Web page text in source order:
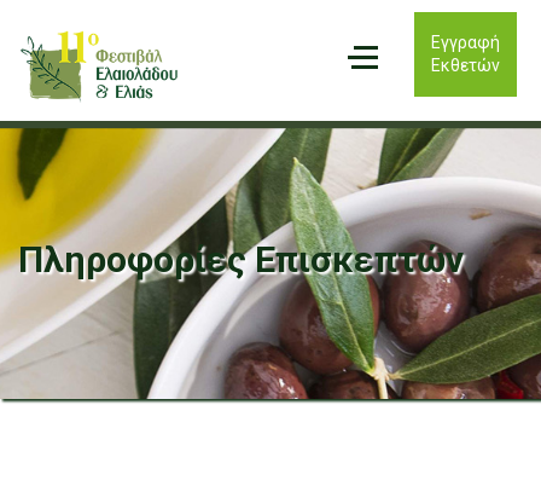
Εγγραφή
Εκθετών
Πληροφορίες Επισκεπτών